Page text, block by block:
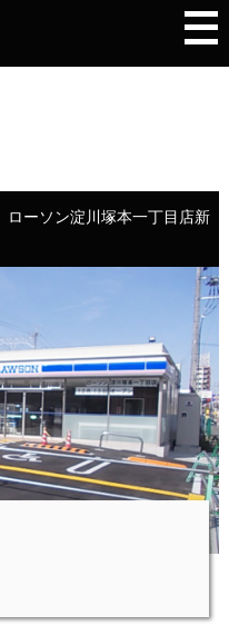
ローソン淀川塚本一丁目店新